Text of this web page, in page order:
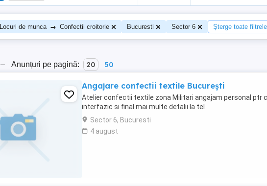
Locuri de munca → Confectii croitorie Bucuresti Sector 6 Șterge toate filtrele
– Anunțuri pe pagină: 20 50
Angajare confectii textile București
Atelier confectii textile zona Militari angajam personal ptr
interfazic si final mai multe detalii la tel
Sector 6, Bucuresti
4 august